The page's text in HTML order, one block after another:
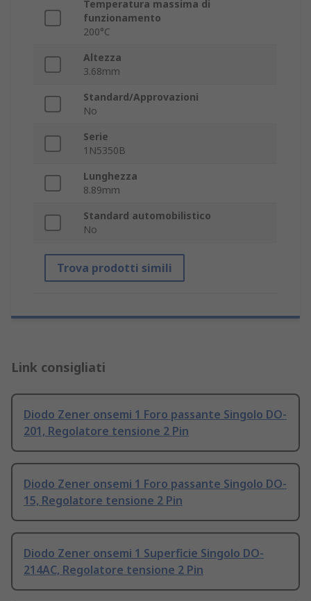
Temperatura massima di
funzionamento
200°C
Altezza
3.68mm
Standard/Approvazioni
No
Serie
1N5350B
Lunghezza
8.89mm
Standard automobilistico
No
Trova prodotti simili
Link consigliati
Diodo Zener onsemi 1 Foro passante Singolo DO-
201, Regolatore tensione 2 Pin
Diodo Zener onsemi 1 Foro passante Singolo DO-
15, Regolatore tensione 2 Pin
Diodo Zener onsemi 1 Superficie Singolo DO-
214AC, Regolatore tensione 2 Pin